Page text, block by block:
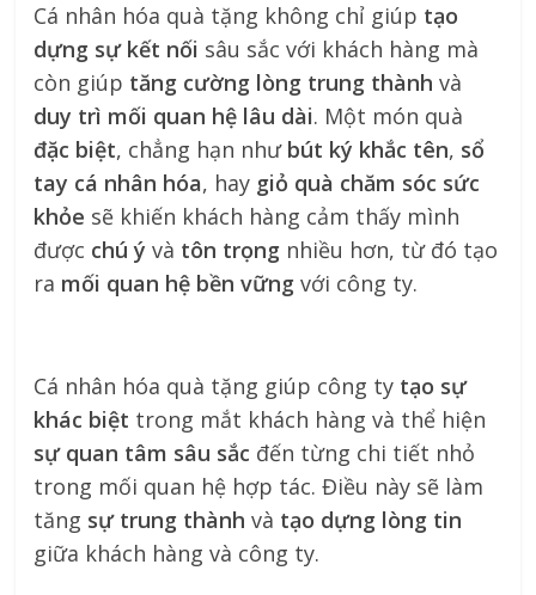
Cá nhân hóa quà tặng không chỉ giúp tạo
dựng sự kết nối sâu sắc với khách hàng mà
còn giúp tăng cường lòng trung thành và
duy trì mối quan hệ lâu dài. Một món quà
đặc biệt, chẳng hạn như bút ký khắc tên, sổ
tay cá nhân hóa, hay giỏ quà chăm sóc sức
khỏe sẽ khiến khách hàng cảm thấy mình
được chú ý và tôn trọng nhiều hơn, từ đó tạo
ra mối quan hệ bền vững với công ty.
Cá nhân hóa quà tặng giúp công ty tạo sự
khác biệt trong mắt khách hàng và thể hiện
sự quan tâm sâu sắc đến từng chi tiết nhỏ
trong mối quan hệ hợp tác. Điều này sẽ làm
tăng sự trung thành và tạo dựng lòng tin
giữa khách hàng và công ty.